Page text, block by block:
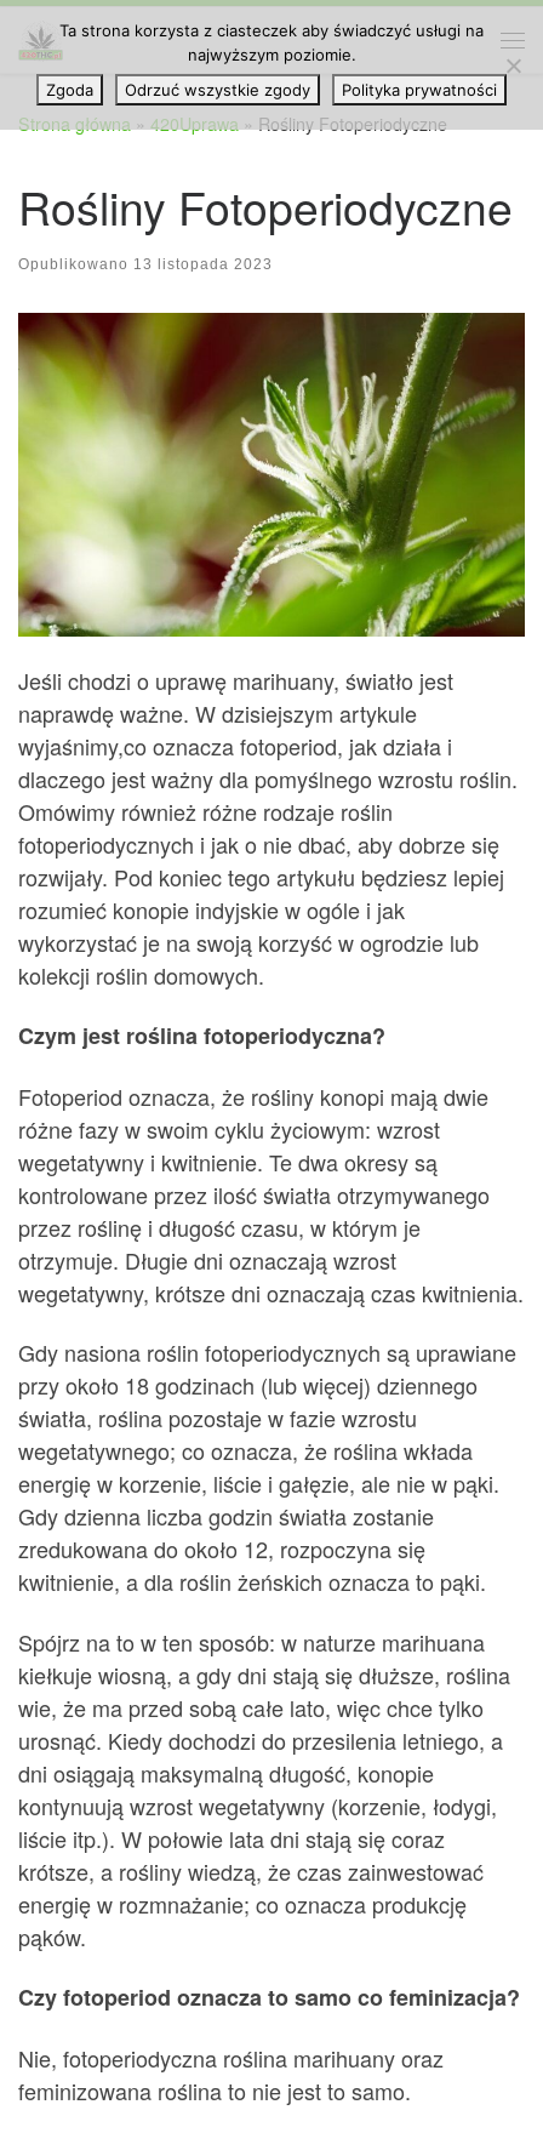
Przejdź do treści
Strona główna » 420Uprawa » Rośliny Fotoperiodyczne
Rośliny Fotoperiodyczne
Opublikowano 13 listopada 2023
Jeśli chodzi o uprawę marihuany, światło jest
naprawdę ważne. W dzisiejszym artykule
wyjaśnimy,co oznacza fotoperiod, jak działa i
dlaczego jest ważny dla pomyślnego wzrostu roślin.
Omówimy również różne rodzaje roślin
fotoperiodycznych i jak o nie dbać, aby dobrze się
rozwijały. Pod koniec tego artykułu będziesz lepiej
rozumieć konopie indyjskie w ogóle i jak
wykorzystać je na swoją korzyść w ogrodzie lub
kolekcji roślin domowych.
Czym jest roślina fotoperiodyczna?
Fotoperiod oznacza, że rośliny konopi mają dwie
różne fazy w swoim cyklu życiowym: wzrost
wegetatywny i kwitnienie. Te dwa okresy są
kontrolowane przez ilość światła otrzymywanego
przez roślinę i długość czasu, w którym je
otrzymuje. Długie dni oznaczają wzrost
wegetatywny, krótsze dni oznaczają czas kwitnienia.
Gdy nasiona roślin fotoperiodycznych są uprawiane
przy około 18 godzinach (lub więcej) dziennego
światła, roślina pozostaje w fazie wzrostu
wegetatywnego; co oznacza, że roślina wkłada
energię w korzenie, liście i gałęzie, ale nie w pąki.
Gdy dzienna liczba godzin światła zostanie
zredukowana do około 12, rozpoczyna się
kwitnienie, a dla roślin żeńskich oznacza to pąki.
Spójrz na to w ten sposób: w naturze marihuana
kiełkuje wiosną, a gdy dni stają się dłuższe, roślina
wie, że ma przed sobą całe lato, więc chce tylko
urosnąć. Kiedy dochodzi do przesilenia letniego, a
dni osiągają maksymalną długość, konopie
kontynuują wzrost wegetatywny (korzenie, łodygi,
liście itp.). W połowie lata dni stają się coraz
krótsze, a rośliny wiedzą, że czas zainwestować
energię w rozmnażanie; co oznacza produkcję
pąków.
Czy fotoperiod oznacza to samo co feminizacja?
Nie, fotoperiodyczna roślina marihuany oraz
feminizowana roślina to nie jest to samo.
Ta strona korzysta z ciasteczek aby świadczyć usługi na
najwyższym poziomie.
Zgoda
Odrzuć wszystkie zgody Polityka prywatności